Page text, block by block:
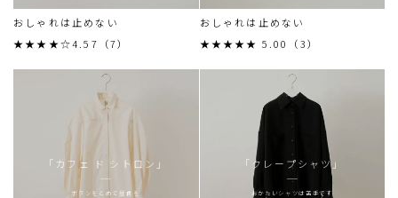
おしゃれは止めない
★★★★☆4.57（7）
おしゃれは止めない
★★★★★ 5.00（3）
「カフェ ド シトロン」
ボタンをとめて昼食を
「クレープシャツ」
おかたいシャツは苦手です